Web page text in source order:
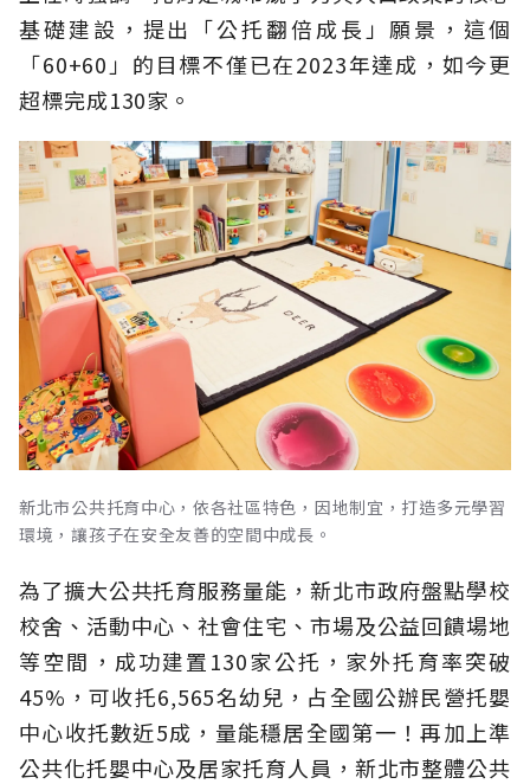
基礎建設，提出「公托翻倍成長」願景，這個
「60+60」的目標不僅已在2023年達成，如今更
超標完成130家。
新北市公共托育中心，依各社區特色，因地制宜，打造多元學習
環境，讓孩子在安全友善的空間中成長。
為了擴大公共托育服務量能，新北市政府盤點學校
校舍、活動中心、社會住宅、市場及公益回饋場地
等空間，成功建置130家公托，家外托育率突破
45%，可收托6,565名幼兒，占全國公辦民營托嬰
中心收托數近5成，量能穩居全國第一！再加上準
公共化托嬰中心及居家托育人員，新北市整體公共